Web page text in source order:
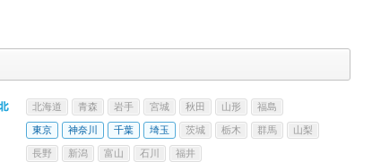
北海道 青森 岩手 宮城 秋田 山形 福島
東京 神奈川 千葉 埼玉 茨城 栃木 群馬 山梨
長野 新潟 富山 石川 福井